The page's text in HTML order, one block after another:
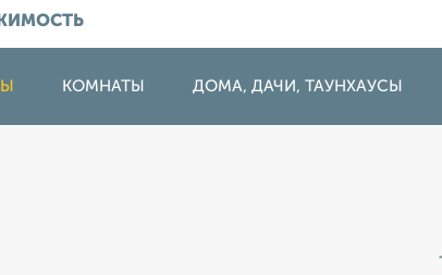
КОМНАТЫ ДОМА, ДАЧИ, ТАУНХАУСЫ